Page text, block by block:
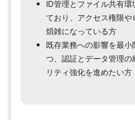
ID管理とファイル共有
ており、アクセス権限
煩雑になっている方
既存業務への影響を最小
つ、認証とデータ管理の
リティ強化を進めたい方